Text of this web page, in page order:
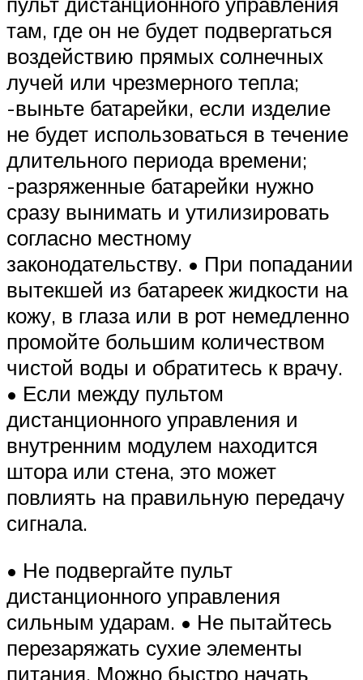
там, где он не будет подвергаться
воздействию прямых солнечных
лучей или чрезмерного тепла;
-выньте батарейки, если изделие
не будет использоваться в течение
длительного периода времени;
-разряженные батарейки нужно
сразу вынимать и утилизировать
согласно местному
законодательству. • При попадании
вытекшей из батареек жидкости на
кожу, в глаза или в рот немедленно
промойте большим количеством
чистой воды и обратитесь к врачу.
• Если между пультом
дистанционного управления и
внутренним модулем находится
штора или стена, это может
повлиять на правильную передачу
сигнала.
• Не подвергайте пульт
дистанционного управления
сильным ударам. • Не пытайтесь
перезаряжать сухие элементы
питания. Можно быстро начать